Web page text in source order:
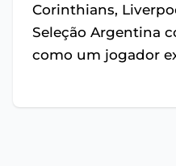
Corinthians,
Seleção Argentina
como um jogador